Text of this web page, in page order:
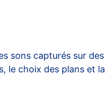
sons capturés sur
le choix des plans et